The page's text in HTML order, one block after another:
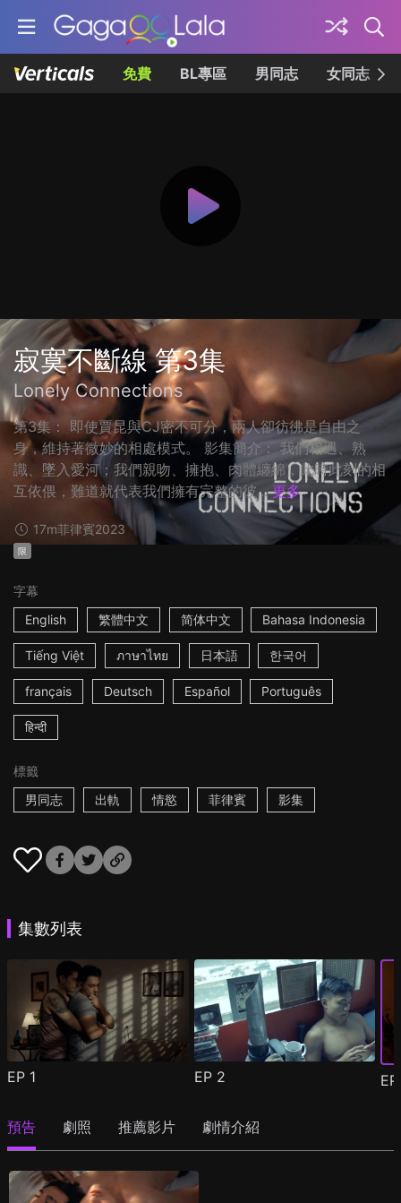
免費 BL專區 男同志 女同志
寂寞不斷線 第3集
Lonely Connections
第3集： 即使賈昆與CJ密不可分，兩人卻彷彿是自由之
身，維持著微妙的相處模式。 影集簡介： 我們相遇、熟
識、墜入愛河；我們親吻、擁抱、肉體纏綿，此時此刻的相
互依偎，難道就代表我們擁有完整的彼... 更多
17m菲律賓2023
限
字幕
English
繁體中文 简体中文 Bahasa Indonesia
Tiếng Việt ภาษาไทย 日本語 한국어
français Deutsch Español Português
हिन्दी
標籤
男同志
出軌 情慾 菲律賓 影集
集數列表
EP 1 EP 2
預告 劇照 推薦影片 劇情介紹